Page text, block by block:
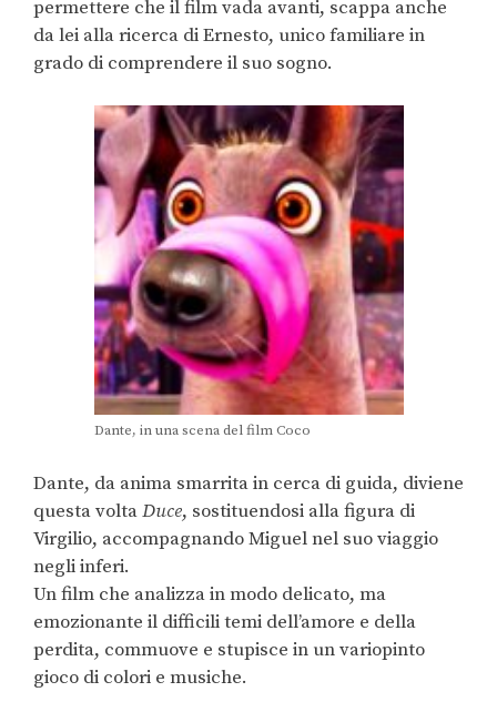
permettere che il film vada avanti, scappa anche
da lei alla ricerca di Ernesto, unico familiare in
grado di comprendere il suo sogno.
Dante, in una scena del film Coco
Dante, da anima smarrita in cerca di guida, diviene
questa voltaDuce, sostituendosi alla figura di
Virgilio, accompagnando Miguel nel suo viaggio
negli inferi.
Un film che analizza in modo delicato, ma
emozionante il difficili temi dell’amore e della
perdita, commuove e stupisce in un variopinto
gioco di colori e musiche.